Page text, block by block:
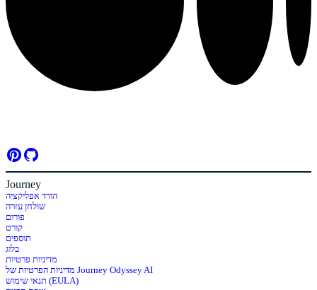
Journey
הורד אפליקציה
שולחן עזרה
פורום
קורט
תוספים
בלוג
מדיניות פרטיות
מדיניות הפרטיות של Journey Odyssey AI
תנאי שימוש (EULA)